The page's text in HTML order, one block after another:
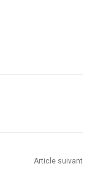
Article suivant